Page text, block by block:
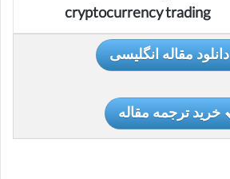
cryptocurrency trading
دانلود مقاله انگلیسی
خرید ترجمه مقاله